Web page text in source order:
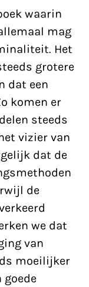
waarin
mag
Het
grotere
dat een
komen er
steeds
vizier van
dat de
de
we dat
van
moeilijker
goede